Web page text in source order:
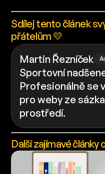
Sdílej tento článek
přátelům 💛
Martin Řezníček
Sportovní
Profesionálně se
pro weby ze
prostředí.
Další zajímavé